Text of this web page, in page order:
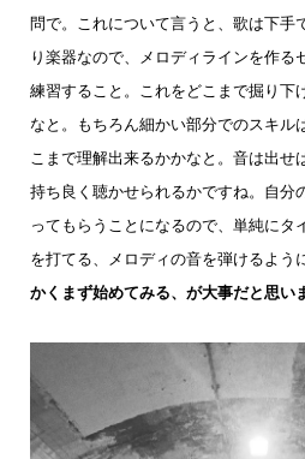
問で。これについて言うと、歌は下手
り楽器なので、メロディラインを作る
練習すること。これをどこまで掘り下
なと。もちろん細かい部分でのスキル
こまで理解出来るかかなと。音は出せ
持ち良く聴かせられるかですね。自分
ってもらうことになるので、単純にタ
を打てる、メロディの音を弾けるよう
かくまず始めてみる、が大事だと思い